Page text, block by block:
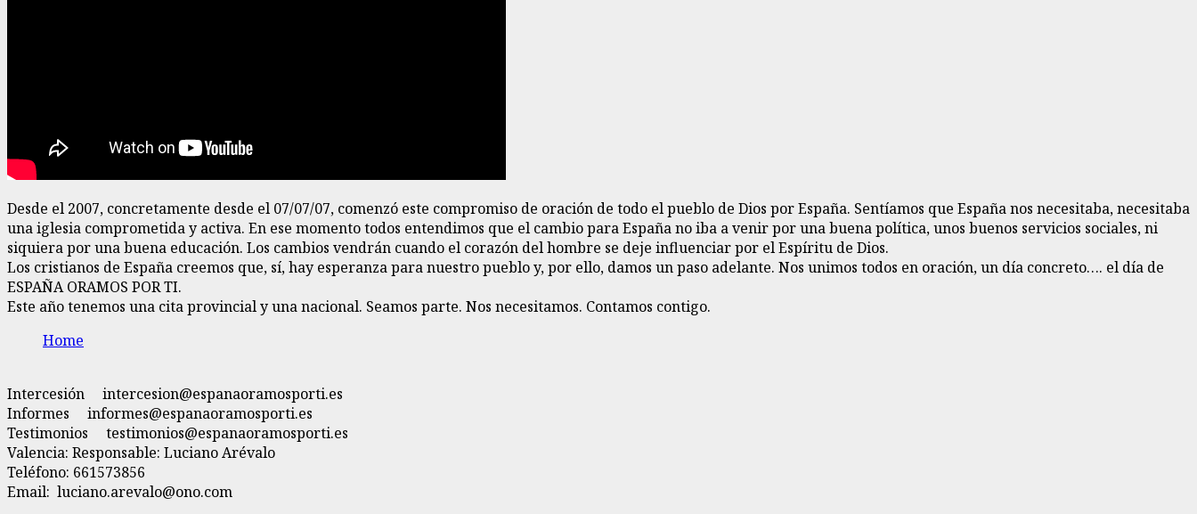
Desde el 2007, concretamente desde el 07/07/07, comenzó este compromiso de oración de todo el pueblo de Dios por España. Sentíamos que España nos necesitaba, necesitaba
una iglesia comprometida y activa. En ese momento todos entendimos que el cambio para España no iba a venir por una buena política, unos buenos servicios sociales, ni
siquiera por una buena educación. Los cambios vendrán cuando el corazón del hombre se deje influenciar por el Espíritu de Dios.
Los cristianos de España creemos que, sí, hay esperanza para nuestro pueblo y, por ello, damos un paso adelante. Nos unimos todos en oración, un día concreto…. el día de
ESPAÑA ORAMOS POR TI.
Este año tenemos una cita provincial y una nacional. Seamos parte. Nos necesitamos. Contamos contigo.
Home
Intercesión intercesion@espanaoramosporti.es
Informes informes@espanaoramosporti.es
Testimonios testimonios@espanaoramosporti.es
Valencia: Responsable: Luciano Arévalo
Teléfono: 661573856
Email: luciano.arevalo@ono.com